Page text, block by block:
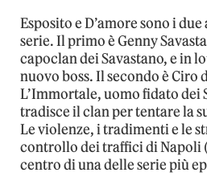
Esposito e D’amore sono i
serie. Il primo è Genny
capoclan dei Savastano, e in
nuovo boss. Il secondo è Ciro
L’Immortale, uomo fidato dei
tradisce il clan per tentare la
Le violenze, i tradimenti e le
controllo dei traffici di Napoli
centro di una delle serie più